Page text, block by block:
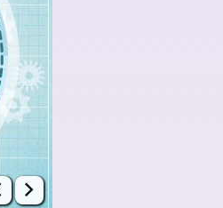
上一张幻灯片
下一张幻灯片